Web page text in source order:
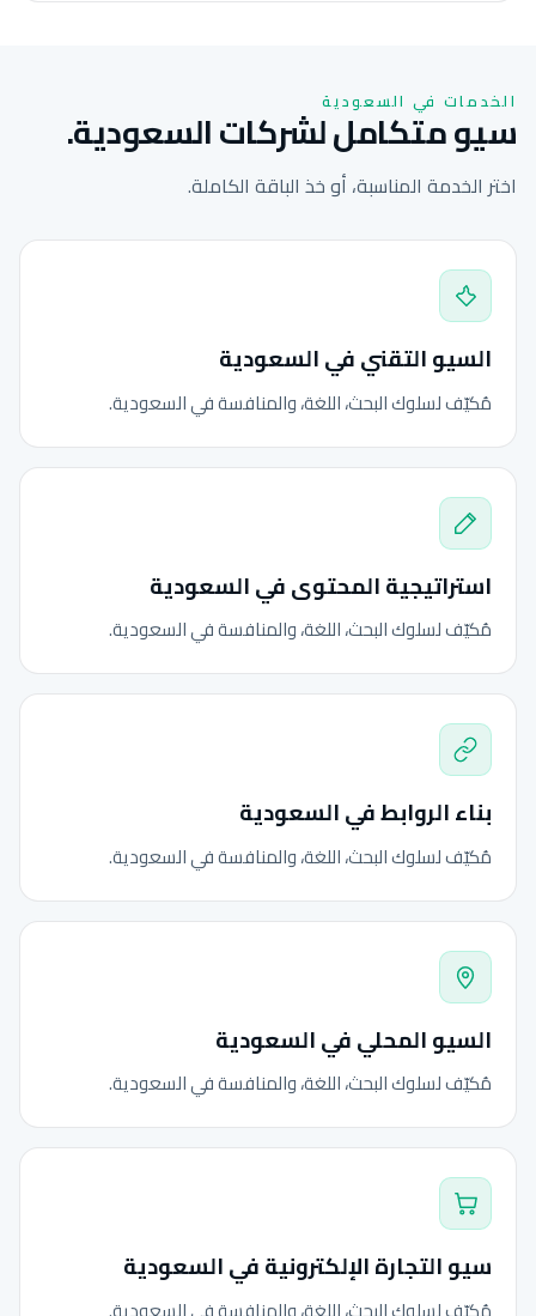
الخدمات في السعودية
سيو متكامل لشركات السعودية.
اختر الخدمة المناسبة، أو خذ الباقة الكاملة.
السيو التقني في السعودية
مُكيّف لسلوك البحث، اللغة، والمنافسة في السعودية.
استراتيجية المحتوى في السعودية
مُكيّف لسلوك البحث، اللغة، والمنافسة في السعودية.
بناء الروابط في السعودية
مُكيّف لسلوك البحث، اللغة، والمنافسة في السعودية.
السيو المحلي في السعودية
مُكيّف لسلوك البحث، اللغة، والمنافسة في السعودية.
سيو التجارة الإلكترونية في السعودية